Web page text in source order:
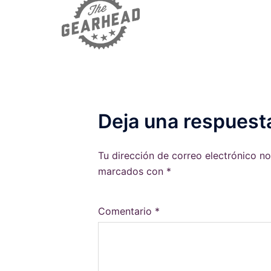
Deja una
Tu dirección de correo electrónico
marcados con *
Comentario *